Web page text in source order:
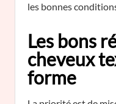
les bonnes
Les bons
cheveux
forme